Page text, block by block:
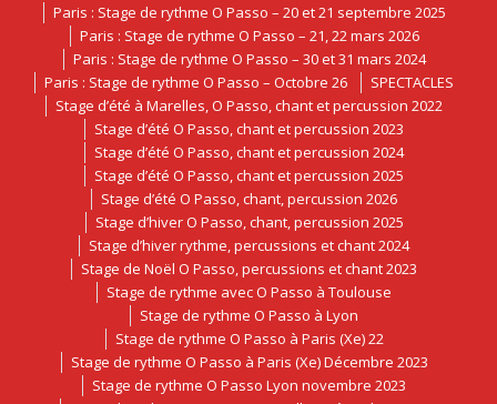
Paris : Stage de rythme O Passo – 20 et 21 septembre 2025
Paris : Stage de rythme O Passo – 21, 22 mars 2026
Paris : Stage de rythme O Passo – 30 et 31 mars 2024
Paris : Stage de rythme O Passo – Octobre 26
SPECTACLES
Stage d’été à Marelles, O Passo, chant et percussion 2022
Stage d’été O Passo, chant et percussion 2023
Stage d’été O Passo, chant et percussion 2024
Stage d’été O Passo, chant et percussion 2025
Stage d’été O Passo, chant, percussion 2026
Stage d’hiver O Passo, chant, percussion 2025
Stage d’hiver rythme, percussions et chant 2024
Stage de Noël O Passo, percussions et chant 2023
Stage de rythme avec O Passo à Toulouse
Stage de rythme O Passo à Lyon
Stage de rythme O Passo à Paris (Xe) 22
Stage de rythme O Passo à Paris (Xe) Décembre 2023
Stage de rythme O Passo Lyon novembre 2023